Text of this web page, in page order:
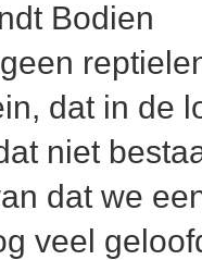
Bodien
dat in de
niet
dat we
veel